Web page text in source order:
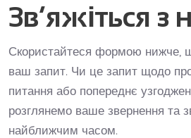
Зв’яжіться з
Скористайтеся формою нижче,
ваш запит. Чи це запит щодо
питання або попереднє
розглянемо ваше звернення та
найближчим часом.